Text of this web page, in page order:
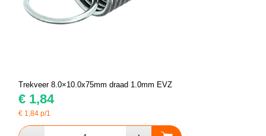
Trekveer 8.0×10.0x75mm draad 1.0mm EVZ
€ 1,84
€ 1,84 p/1